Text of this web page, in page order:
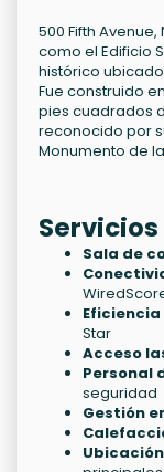
500 Fifth Avenue,
como el Edificio
histórico
Fue construido
pies cuadrados
reconocido por
Monumento de
Sala de
Star
Acceso
Personal
seguridad
Gestión